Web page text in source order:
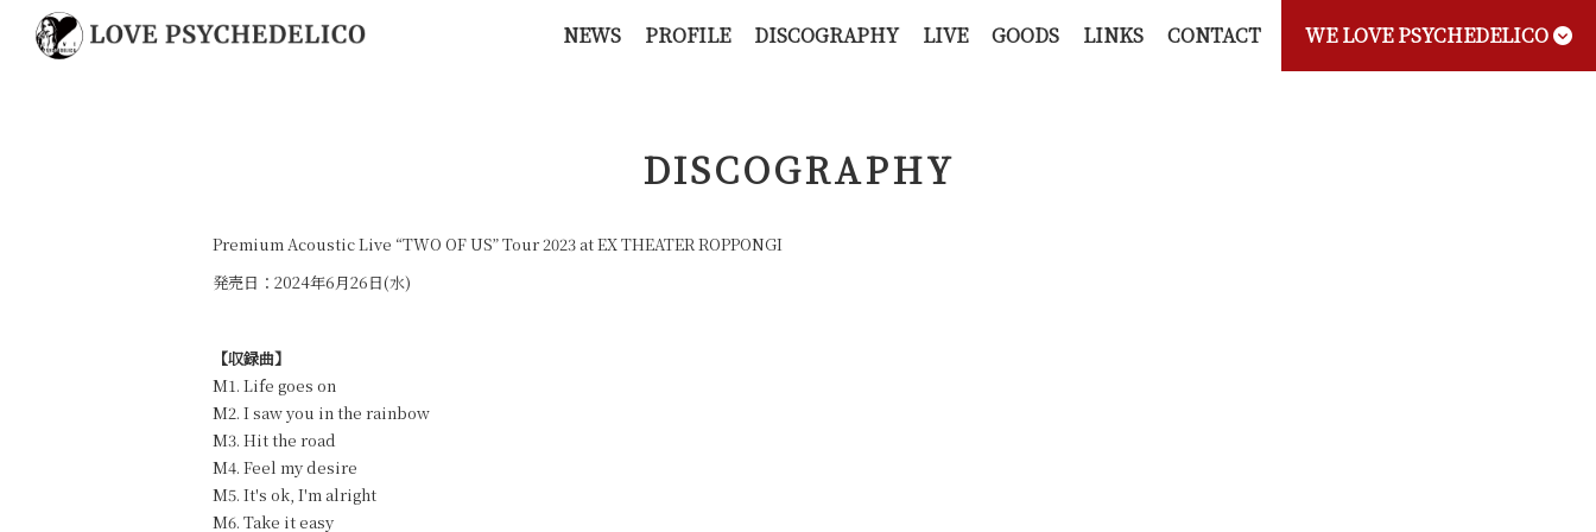
NEWS PROFILE DISCOGRAPHY LIVE GOODS LINKS CONTACT WE LOVE PSYCHEDELICO
DISCOGRAPHY
Premium Acoustic Live “TWO OF US” Tour 2023 at EX THEATER ROPPONGI
発売日：2024年6月26日(水)
【収録曲】
M1. Life goes on
M2. I saw you in the rainbow
M3. Hit the road
M4. Feel my desire
M5. It's ok, I'm alright
M6. Take it easy